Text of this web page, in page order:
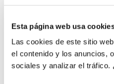
Esta página web usa
Las cookies de este sitio
el contenido y los anuncios,
sociales y analizar el tráfico.
02
Estrategia
Construimos un plan
Mallorca: palabras clave
Catalina, Portixol, Son